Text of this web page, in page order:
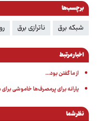
برچسب‌ها
شبکه برق ناترازی برق
اخبار مرتبط
از ما گفتن بود...
یارانه برای پرمصرف‌ها خاموشی
نظر شما